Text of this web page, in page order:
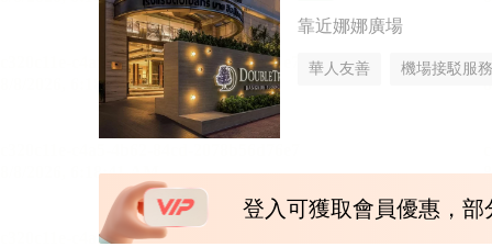
靠近娜娜廣場
華人友善 機場接駁服務
登入可獲取會員優惠，